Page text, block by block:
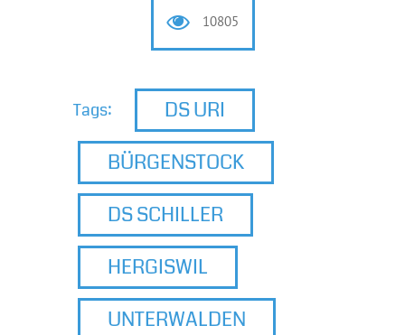
10805
Tags:
DS URI
BÜRGENSTOCK
DS SCHILLER
HERGISWIL
UNTERWALDEN